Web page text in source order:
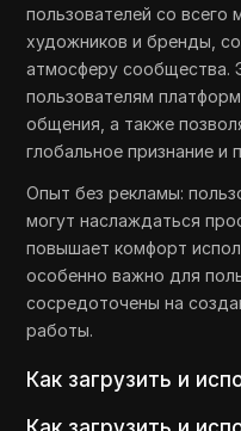
пользователей со всего
художников и бренды,
атмосферу сообщества.
пользователям
общения, а также
глобальное признание и
Опыт без рекламы:
могут наслаждаться
повышает комфорт
особенно важно для
сосредоточены на
работы.
Как загрузить и